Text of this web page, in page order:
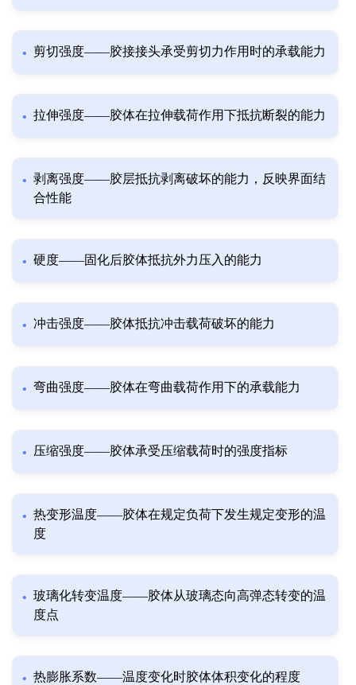
剪切强度——胶接接头承受剪切力作用时的承载能力
拉伸强度——胶体在拉伸载荷作用下抵抗断裂的能力
剥离强度——胶层抵抗剥离破坏的能力，反映界面结
合性能
硬度——固化后胶体抵抗外力压入的能力
冲击强度——胶体抵抗冲击载荷破坏的能力
弯曲强度——胶体在弯曲载荷作用下的承载能力
压缩强度——胶体承受压缩载荷时的强度指标
热变形温度——胶体在规定负荷下发生规定变形的温
度
玻璃化转变温度——胶体从玻璃态向高弹态转变的温
度点
热膨胀系数——温度变化时胶体体积变化的程度